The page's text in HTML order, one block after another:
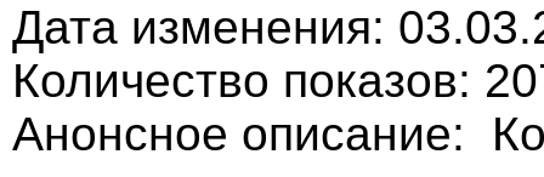
Дата изменения:
Количество показов:
Анонсное описание: